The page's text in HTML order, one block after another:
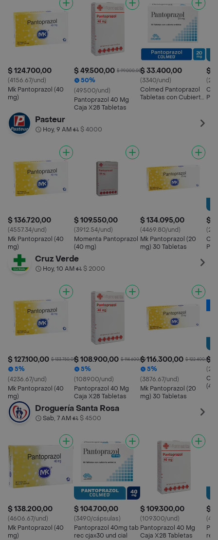
$ 124.700,00
(4156.67/und)
Mk Pantoprazol (40
mg)
$ 49.500,00 $ 99.000,00
50%
(49500/und)
Pantoprazol 40 Mg
Caja X28 Tabletas
$ 33.400,00
(3340/und)
Colmed Pantoprazol
Tabletas con Cubierta
$
Pasteur
Hoy, 9 AM• $ 4000
$ 136.720,00
(4557.34/und)
Mk Pantoprazol (40
mg)
$ 109.550,00
(3912.54/und)
Momenta Pantoprazol
(40 mg)
$ 134.095,00
(4469.80/und)
Mk Pantoprazol (20
mg) 30 Tabletas
$
Cruz Verde
Hoy, 10 AM• $ 2000
$ 127.100,00 $ 133.750,00
5%
(4236.67/und)
Mk Pantoprazol (40
mg)
$ 108.900,00 $ 114.600,00
5%
(108900/und)
Pantoprazol 40 Mg
Caja X28 Tabletas
$ 116.300,00 $ 122.400,00
5%
(3876.67/und)
Mk Pantoprazol (20
mg) 30 Tabletas
$
(40
Droguería Santa Rosa
Sab, 7 AM• $ 4500
$ 138.200,00
(4606.67/und)
Mk Pantoprazol (40
mg)
$ 104.700,00
(3490/cápsulas)
Pantoprazol 40mg tab
rec cjax30 und cial
$ 109.300,00
(109300/und)
Pantoprazol 40 Mg
Caja X28 Tabletas
$
rec